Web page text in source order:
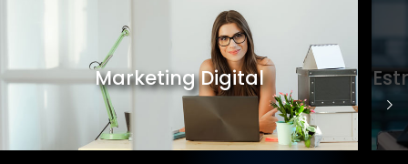
Marketing Digital